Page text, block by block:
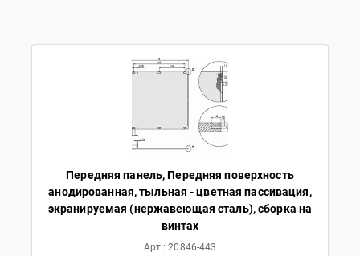
Передняя панель, Передняя поверхность
анодированная, тыльная - цветная пассивация,
экранируемая (нержавеющая сталь), сборка на
винтах
Арт.:20846-443